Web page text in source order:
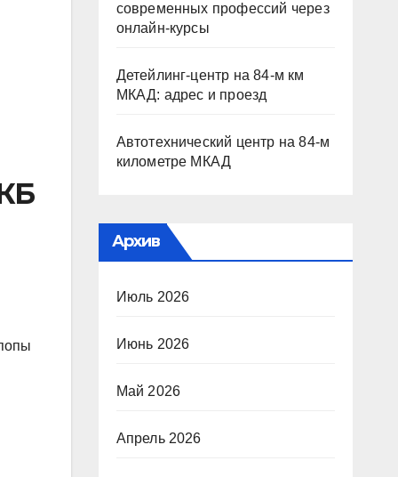
современных профессий через
онлайн-курсы
Детейлинг-центр на 84-м км
МКАД: адрес и проезд
Автотехнический центр на 84-м
километре МКАД
Архив
Июль 2026
Июнь 2026
Май 2026
Апрель 2026